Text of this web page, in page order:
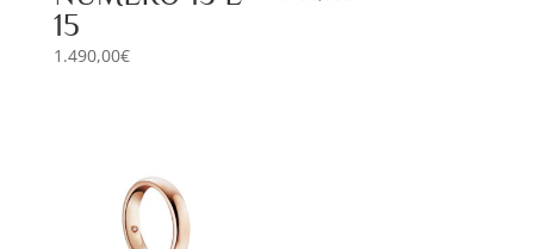
15
1.490,00€